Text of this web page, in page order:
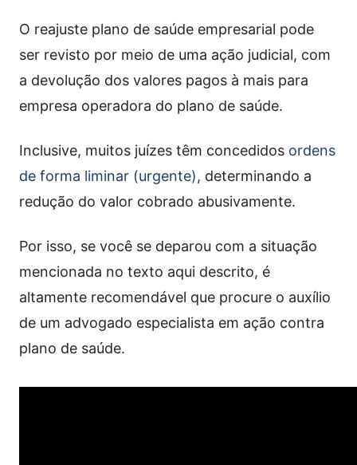
O reajuste plano de saúde empresarial pode
ser revisto por meio de uma ação judicial, com
a devolução dos valores pagos à mais para
empresa operadora do plano de saúde.
Inclusive, muitos juízes têm concedidos ordens
de forma liminar (urgente), determinando a
redução do valor cobrado abusivamente.
Por isso, se você se deparou com a situação
mencionada no texto aqui descrito, é
altamente recomendável que procure o auxílio
de um advogado especialista em ação contra
plano de saúde.